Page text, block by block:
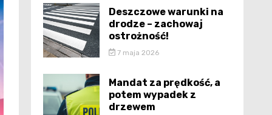
Deszczowe warunki na
drodze – zachowaj
ostrożność!
7 maja 2026
Mandat za prędkość, a
potem wypadek z
drzewem